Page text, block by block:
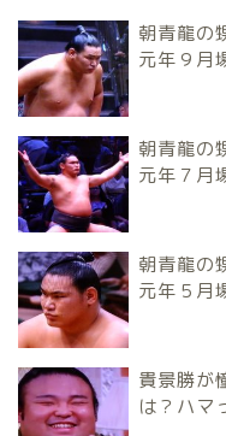
朝青龍の
元年９月
朝青龍の
元年７月
朝青龍の
元年５月
貴景勝が
は？ハマ